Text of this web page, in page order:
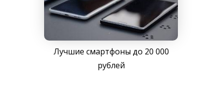
Лучшие смартфоны до 20 000
рублей